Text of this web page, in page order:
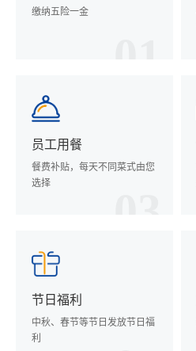
缴纳五险一金
员工用餐
餐费补贴，每天不同菜式由您
选择
节日福利
中秋、春节等节日发放节日福
利